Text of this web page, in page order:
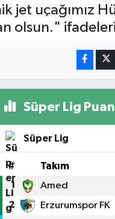
jet uçağımız
olsun."
Süper Lig
Süper Lig
# Takım
1 Amed
2 Erzurumspor FK